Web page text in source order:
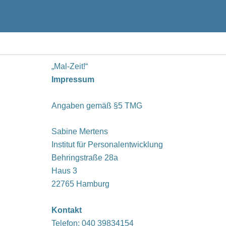
springen
„Mal-Zeit!“
Impressum
Angaben gemäß §5 TMG
Sabine Mertens
Institut für Personalentwicklung
Behringstraße 28a
Haus 3
22765 Hamburg
Kontakt
Telefon: 040 39834154